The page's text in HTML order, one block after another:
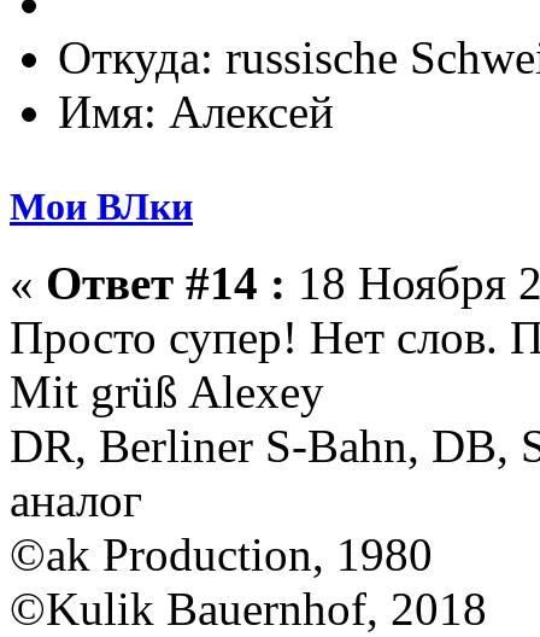
Откуда: russische
Имя: Алексей
Мои ВЛки
« Ответ #14 : 18 Ноября
Просто супер! Нет
Mit grüß Alexey
DR, Berliner S-Bahn, DB,
аналог
©ak Production, 1980
©Kulik Bauernhof, 2018